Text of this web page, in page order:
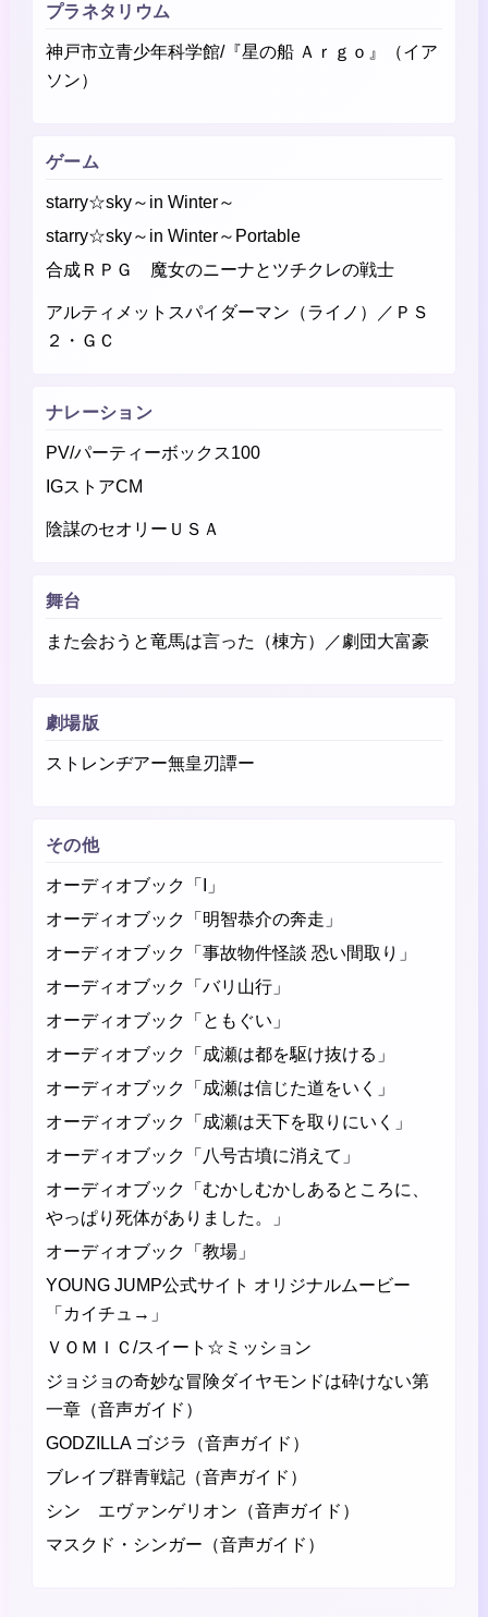
プラネタリウム
神戸市立青少年科学館/『星の船 Ａｒｇｏ』（イア
ソン）
ゲーム
starry☆sky～in Winter～
starry☆sky～in Winter～Portable
合成ＲＰＧ 魔女のニーナとツチクレの戦士
アルティメットスパイダーマン（ライノ）／ＰＳ
２・ＧＣ
ナレーション
PV/パーティーボックス100
IGストアCM
陰謀のセオリーＵＳＡ
舞台
また会おうと竜馬は言った（棟方）／劇団大富豪
劇場版
ストレンヂアー無皇刃譚ー
その他
オーディオブック「I」
オーディオブック「明智恭介の奔走」
オーディオブック「事故物件怪談 恐い間取り」
オーディオブック「バリ山行」
オーディオブック「ともぐい」
オーディオブック「成瀬は都を駆け抜ける」
オーディオブック「成瀬は信じた道をいく」
オーディオブック「成瀬は天下を取りにいく」
オーディオブック「八号古墳に消えて」
オーディオブック「むかしむかしあるところに、
やっぱり死体がありました。」
オーディオブック「教場」
YOUNG JUMP公式サイト オリジナルムービー
「カイチュ→」
ＶＯＭＩＣ/スイート☆ミッション
ジョジョの奇妙な冒険ダイヤモンドは砕けない第
一章（音声ガイド）
GODZILLA ゴジラ（音声ガイド）
ブレイブ群青戦記（音声ガイド）
シン エヴァンゲリオン（音声ガイド）
マスクド・シンガー（音声ガイド）